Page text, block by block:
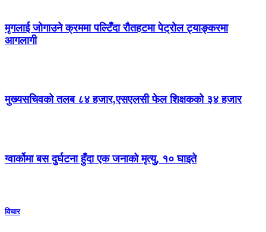
मृगलाई जोगाउने क्रममा पल्टिँदा रौतहटमा पेट्रोल ट्याङ्करमा
आगलागी
मुख्यसचिवको तलब ८४ हजार,एसएलसी फेल शिक्षकको ३४ हजार
ग्वार्कोमा बस दुर्घटना हुँदा एक जनाको मृत्यु, १० घाइते
विचार